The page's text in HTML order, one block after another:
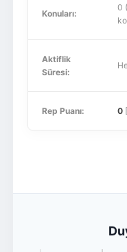
Konuları:
0
Aktiflik
Süresi:
Rep Puanı: 0[